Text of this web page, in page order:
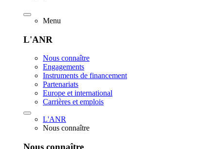
Menu
L'ANR
Nous connaître
Engagements
Instruments de financement
Partenariats
Europe et international
Carrières et emplois
L'ANR
Nous connaître
Nous connaître